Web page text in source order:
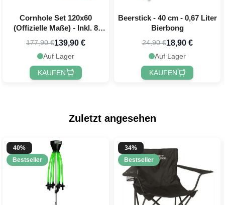
Cornhole Set 120x60
(Offizielle Maße) - Inkl. 8
Wurfbeutel PartyVikings
177,90 €139,90 €
Auf Lager
KAUFEN
Beerstick - 40 cm - 0,67 Liter
Bierbong
24,90 €18,90 €
Auf Lager
KAUFEN
Zuletzt angesehen
40%
Bestseller
34%
Bestseller